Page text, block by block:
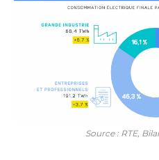
Source : RTE,